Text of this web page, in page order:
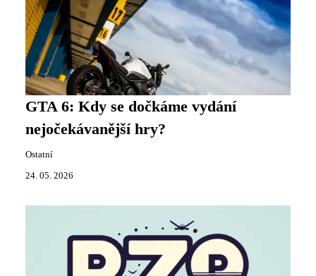
GTA 6: Kdy se dočkáme vydání
nejočekávanější hry?
Ostatní
24. 05. 2026